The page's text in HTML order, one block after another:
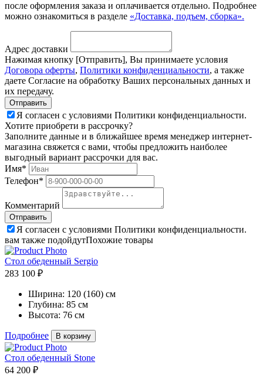
после оформления заказа и оплачивается отдельно. Подробнее
можно ознакомиться в разделе «Доставка, подъем, сборка».
Адрес доставки
Нажимая кнопку [Отправить], Вы принимаете условия
Договора оферты, Политики конфиденциальности, а также
даете Согласие на обработку Ваших персональных данных и
их передачу.
Я согласен с условиями Политики конфиденциальности.
Хотите приобрети в рассрочку?
Заполните данные и в ближайшее время менеджер интернет-
магазина свяжется с вами, чтобы предложить наиболее
выгодный вариант рассрочки для вас.
Имя*
Телефон*
Комментарий
Я согласен с условиями Политики конфиденциальности.
вам также подойдутПохожие товары
Стол обеденный Sergio
283 100 ₽
Ширина: 120 (160) см
Глубина: 85 см
Высота: 76 см
Подробнее В корзину
Стол обеденный Stone
64 200 ₽